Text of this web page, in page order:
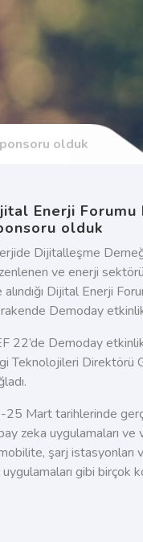
olduk
Enerji Forumu
olduk
Dijitalleşme
ve enerji
alındığı Dijital Enerji
Demoday
22’de Demoday
Teknolojileri Direktörü
25 Mart tarihlerinde
zeka uygulamaları ve
, şarj istasyonları
uygulamaları gibi birçok